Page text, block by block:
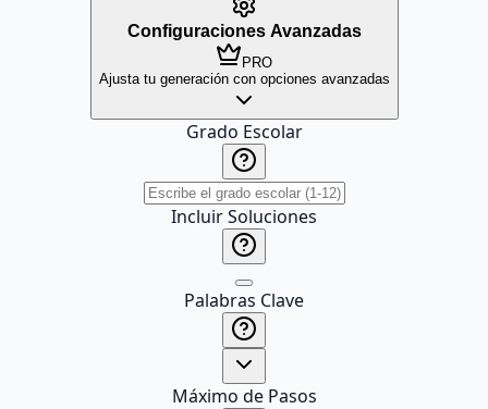
Configuraciones Avanzadas
PRO
Ajusta tu generación con opciones avanzadas
Grado Escolar
Incluir Soluciones
Palabras Clave
Máximo de Pasos